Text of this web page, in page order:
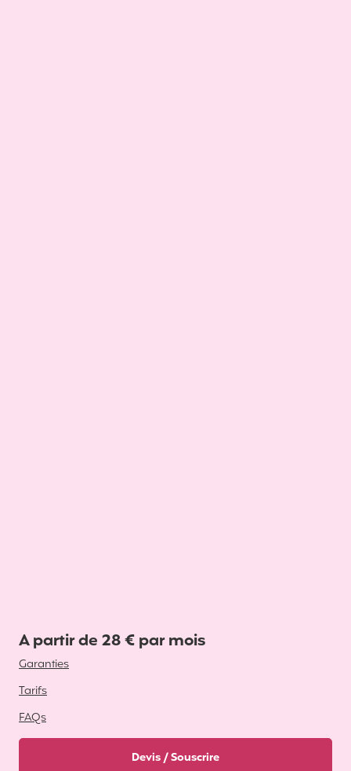
A partir de 28 € par mois
Garanties
Tarifs
FAQs
Devis / Souscrire